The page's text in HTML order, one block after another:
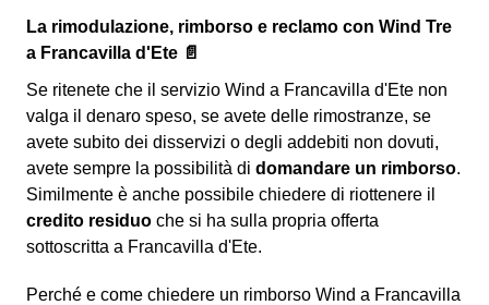
La rimodulazione, rimborso e reclamo con Wind Tre
a Francavilla d'Ete 📄
Se ritenete che il servizio Wind a Francavilla d'Ete non
valga il denaro speso, se avete delle rimostranze, se
avete subito dei disservizi o degli addebiti non dovuti,
avete sempre la possibilità di domandare un rimborso.
Similmente è anche possibile chiedere di riottenere il
credito residuo che si ha sulla propria offerta
sottoscritta a Francavilla d'Ete.
Perché e come chiedere un rimborso Wind a Francavilla